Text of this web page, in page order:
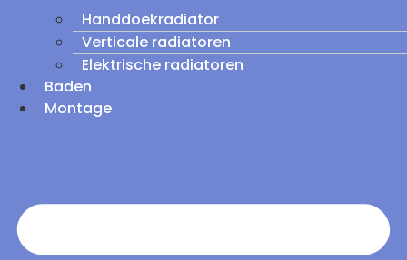
Handdoekradiator
Verticale radiatoren
Elektrische radiatoren
Baden
Montage